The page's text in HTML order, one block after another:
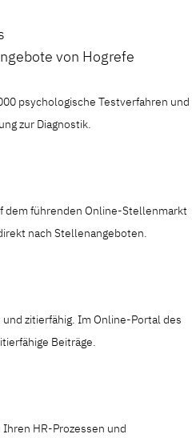
von Hogrefe
psychologische Testverfahren und
zur Diagnostik.
dem führenden Online-Stellenmarkt
nach Stellenangeboten.
zitierfähig. Im Online-Portal des
Beiträge.
HR-Prozessen und